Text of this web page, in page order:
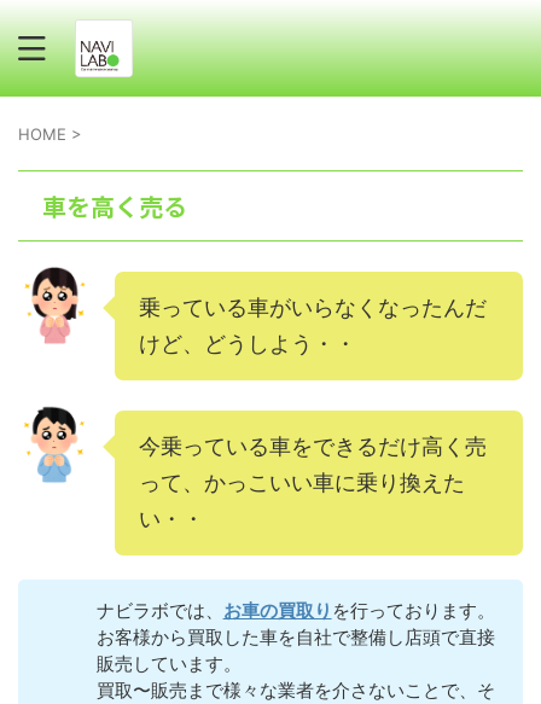
HOME >
車を高く売る
乗っている車がいらなくなったんだ
けど、どうしよう・・
今乗っている車をできるだけ高く売
って、かっこいい車に乗り換えた
い・・
ナビラボでは、 お車の買取り を行っております。
お客様から買取した車を自社で整備し店頭で直接
販売しています。
買取〜販売まで様々な業者を介さないことで、そ